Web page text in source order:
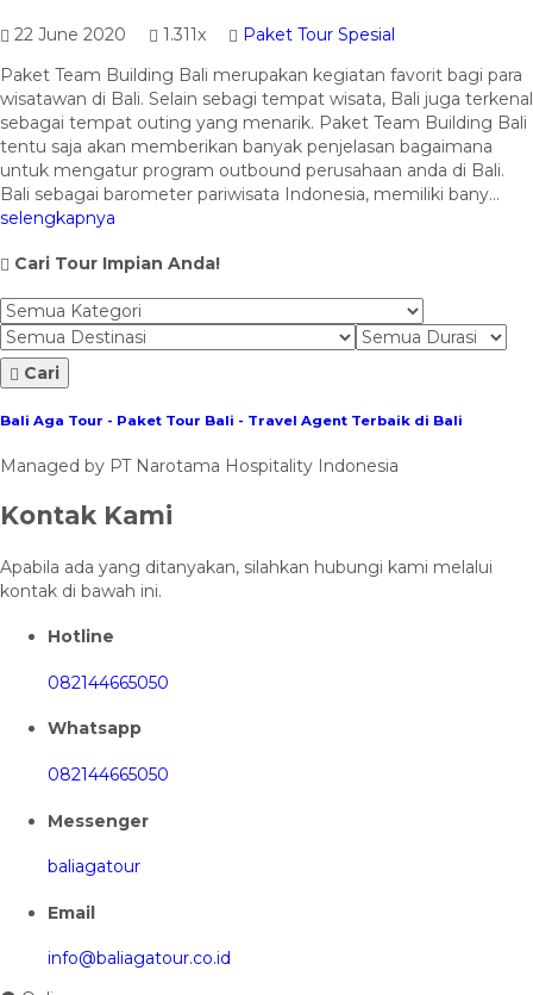
22 June 2020 1.311x
Paket Tour Spesial
Paket Team Building Bali merupakan kegiatan favorit bagi para
wisatawan di Bali. Selain sebagi tempat wisata, Bali juga terkenal
sebagai tempat outing yang menarik. Paket Team Building Bali
tentu saja akan memberikan banyak penjelasan bagaimana
untuk mengatur program outbound perusahaan anda di Bali.
Bali sebagai barometer pariwisata Indonesia, memiliki bany...
selengkapnya
Cari Tour Impian Anda!
Cari
Bali Aga Tour - Paket Tour Bali - Travel Agent Terbaik di Bali
Managed by PT Narotama Hospitality Indonesia
Kontak Kami
Apabila ada yang ditanyakan, silahkan hubungi kami melalui
kontak di bawah ini.
Hotline
082144665050
Whatsapp
082144665050
Messenger
baliagatour
Email
info@baliagatour.co.id